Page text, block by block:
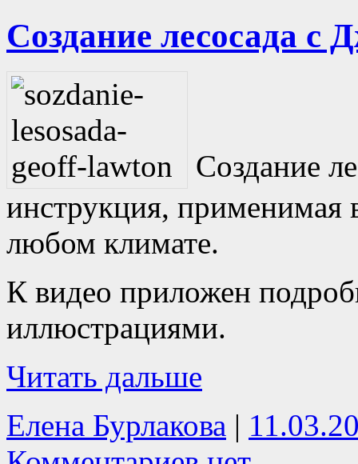
Cоздание лесосада
Создание
инструкция, применимая
любом климате.
К видео приложен
иллюстрациями.
Читать дальше
Елена Бурлакова |